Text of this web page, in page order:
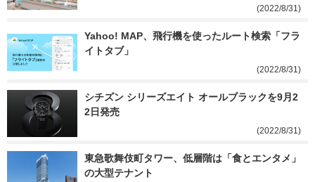
(2022/8/31)
Yahoo! MAP、飛行機を使ったルート検索「フラ
イトタブ」
(2022/8/31)
シチズン シリーズエイト オールブラックを9月2
2日発売
(2022/8/31)
東急歌舞伎町タワー、低層階は「食とエンタメ」
の大型テナント